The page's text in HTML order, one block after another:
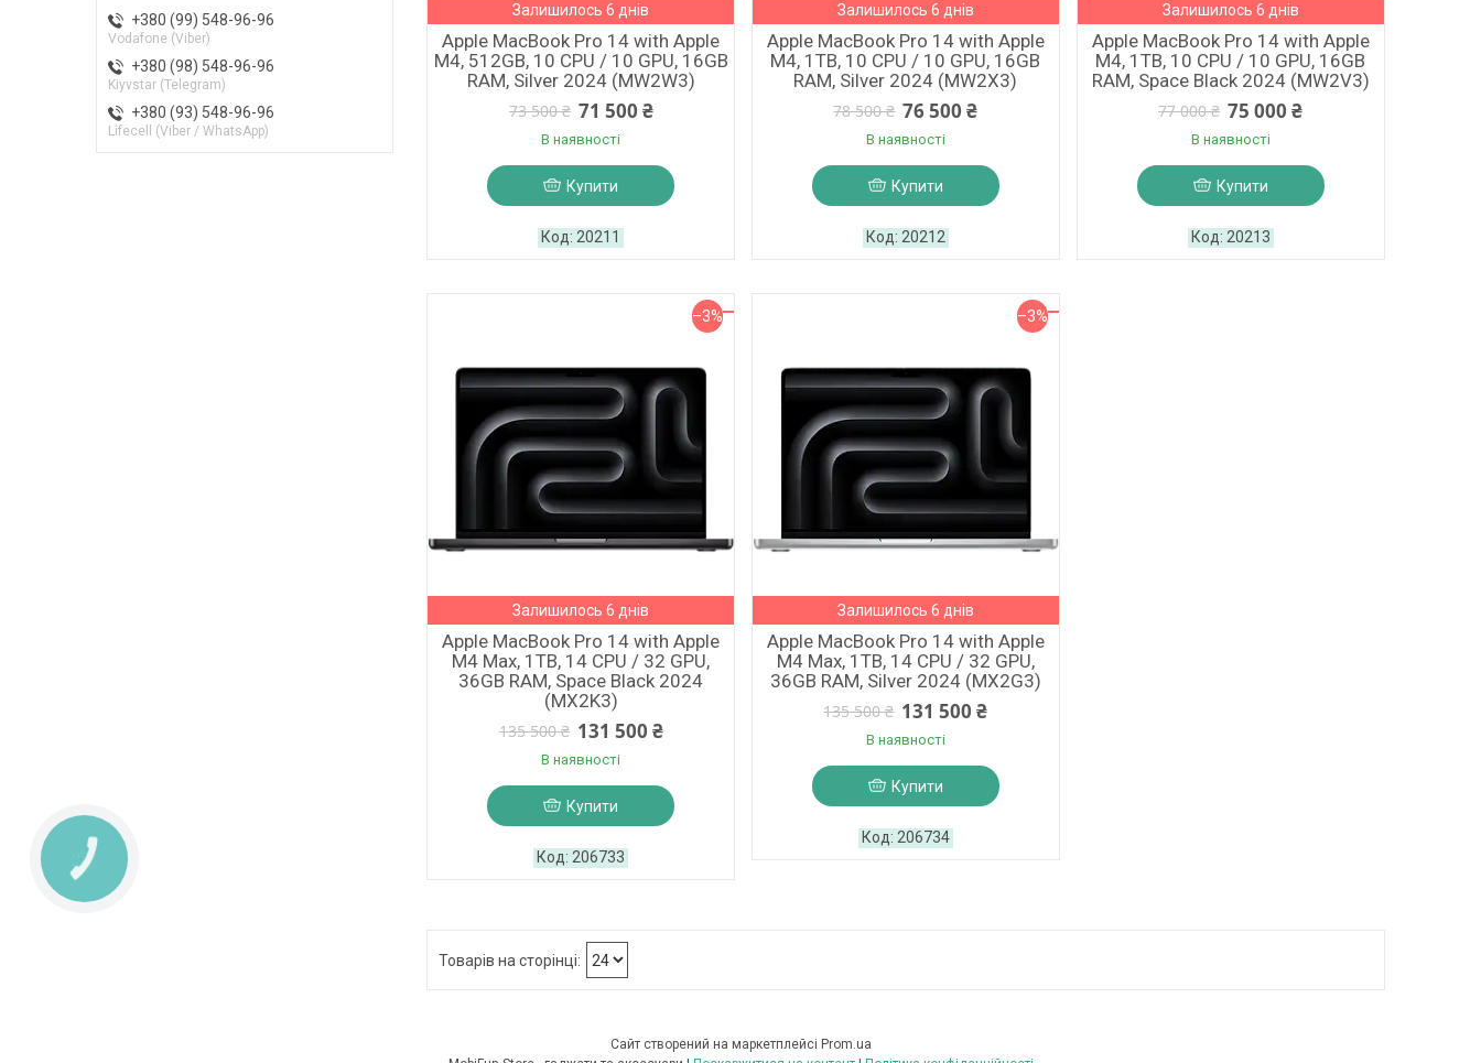
Залишилось 6 днів
Apple MacBook Pro 14 with Apple
M4, 512GB, 10 CPU / 10 GPU, 16GB
RAM, Silver 2024 (MW2W3)
73 500 ₴ 71 500 ₴
В наявності
Купити
20211
Залишилось 6 днів
Apple MacBook Pro 14 with Apple
M4, 1TB, 10 CPU / 10 GPU, 16GB
RAM, Silver 2024 (MW2X3)
78 500 ₴ 76 500 ₴
В наявності
Купити
20212
Залишилось 6 днів
Apple MacBook Pro 14 with Apple
M4, 1TB, 10 CPU / 10 GPU, 16GB
RAM, Space Black 2024 (MW2V3)
77 000 ₴ 75 000 ₴
В наявності
Купити
20213
–3%
Залишилось 6 днів
Apple MacBook Pro 14 with Apple
M4 Max, 1TB, 14 CPU / 32 GPU,
36GB RAM, Space Black 2024
(MX2K3)
135 500 ₴ 131 500 ₴
В наявності
Купити
206733
–3%
Залишилось 6 днів
Apple MacBook Pro 14 with Apple
M4 Max, 1TB, 14 CPU / 32 GPU,
36GB RAM, Silver 2024 (MX2G3)
135 500 ₴ 131 500 ₴
В наявності
Купити
206734
+380 (99) 548-96-96
Vodafone (Viber)
+380 (98) 548-96-96
Kiyvstar (Telegram)
+380 (93) 548-96-96
Lifecell (Viber / WhatsApp)
Сайт створений на маркетплейсі Prom.ua
КНОПКА
ЗВ'ЯЗКУ